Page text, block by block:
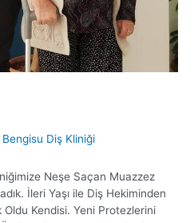
Bengisu Diş Kliniği
Neşe Saçan Muazzez
İleri Yaşı ile Diş Hekiminden
Kendisi. Yeni Protezlerini